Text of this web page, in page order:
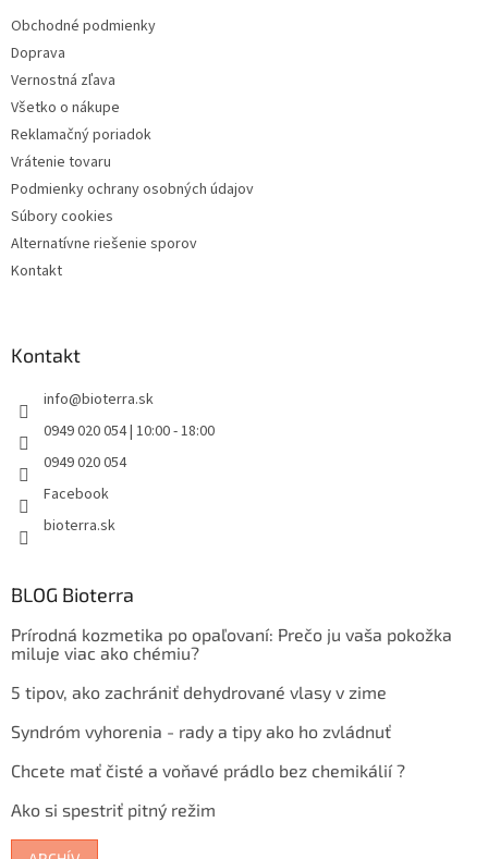
Obchodné podmienky
Doprava
Vernostná zľava
Všetko o nákupe
Reklamačný poriadok
Vrátenie tovaru
Podmienky ochrany osobných údajov
Súbory cookies
Alternatívne riešenie sporov
Kontakt
Kontakt
info@bioterra.sk
0949 020 054 | 10:00 - 18:00
0949 020 054
Facebook
bioterra.sk
BLOG Bioterra
Prírodná kozmetika po opaľovaní: Prečo ju vaša pokožka
miluje viac ako chémiu?
5 tipov, ako zachrániť dehydrované vlasy v zime
Syndróm vyhorenia - rady a tipy ako ho zvládnuť
Chcete mať čisté a voňavé prádlo bez chemikálií ?
Ako si spestriť pitný režim